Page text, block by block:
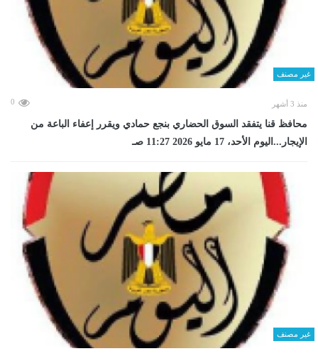
غير مصنف
منذ 3 أشهر 0
محافظ قنا يتفقد السوق الحضاري بنجع حمادي ويقرر إعفاء الباعة من
الإيجار...اليوم الأحد، 17 مايو 2026 11:27 صـ
غير مصنف